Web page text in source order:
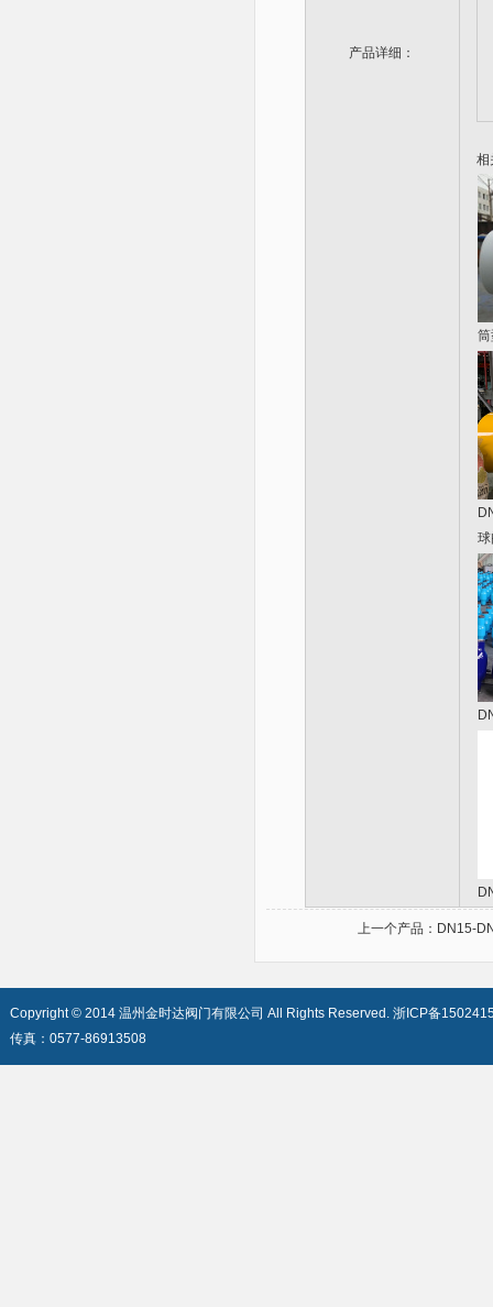
产品详细：
相
球
上一个产品： DN15-
Copyright © 2014 温州金时达阀门有限公司 All Rights Reserved. 浙ICP备
传真：0577-86913508